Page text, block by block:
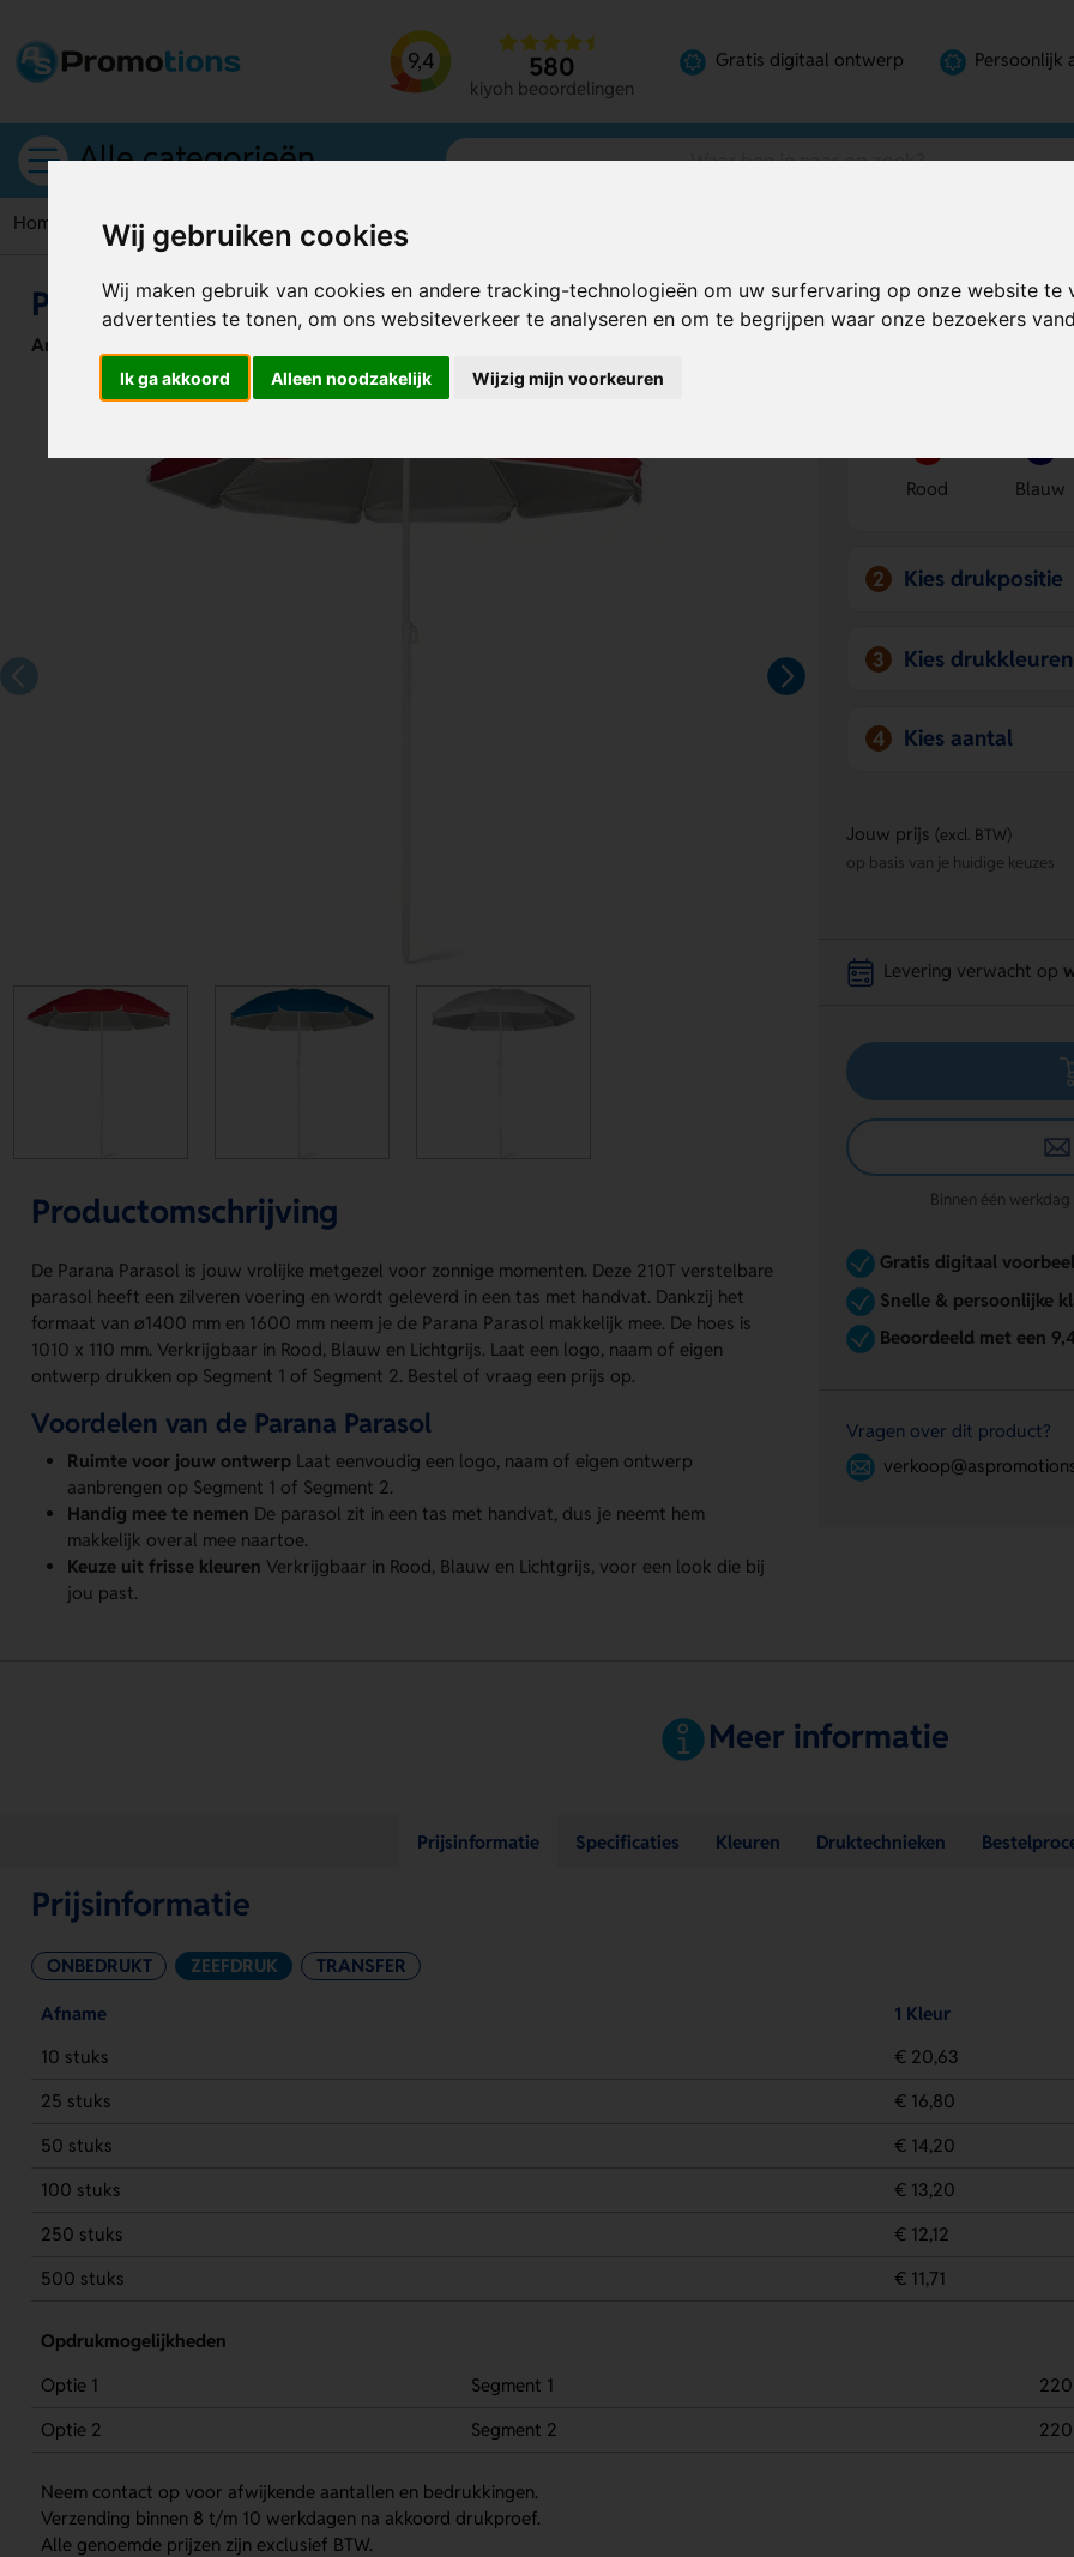
Wij gebruiken cookies
Wij maken gebruik van cookies en andere tracking-technologieën om uw surfervaring op onze website te
advertenties te tonen, om ons websiteverkeer te analyseren en om te begrijpen waar onze bezoekers
Ik ga akkoord Alleen noodzakelijk Wijzig mijn voorkeuren
9,4 580
kiyoh beoordelingen
Gratis digitaal ontwerp Persoonlijk
Alle categorieën
Home Parasols Parana Parasol
Parana Parasol
Artikelnummer:
Productomschrijving
De Parana Parasol is jouw vrolijke metgezel voor zonnige momenten. Deze 210T verstelbare
parasol heeft een zilveren voering en wordt geleverd in een tas met handvat. Dankzij het
formaat van ø1400 mm en 1600 mm neem je de Parana Parasol makkelijk mee. De hoes is
1010 x 110 mm. Verkrijgbaar in Rood, Blauw en Lichtgrijs. Laat een logo, naam of eigen
ontwerp drukken op Segment 1 of Segment 2. Bestel of vraag een prijs op.
Voordelen van de Parana Parasol
Ruimte voor jouw ontwerp Laat eenvoudig een logo, naam of eigen ontwerp
aanbrengen op Segment 1 of Segment 2.
Handig mee te nemen De parasol zit in een tas met handvat, dus je neemt hem
makkelijk overal mee naartoe.
Keuze uit frisse kleuren Verkrijgbaar in Rood, Blauw en Lichtgrijs, voor een look die bij
jou past.
Bereken mijn
Rood Blauw
2 Kies drukpositie
3 Kies drukkleuren
4 Kies aantal
Jouw prijs (excl. BTW)
op basis van je huidige keuzes
Levering verwacht op
Binnen één
Gratis digitaal
Snelle & persoonlijke
Beoordeeld met een
Vragen over dit product?
Meer informatie
Prijsinformatie Specificaties Kleuren Druktechnieken
Prijsinformatie
ONBEDRUKT ZEEFDRUK TRANSFER
Afname
1 Kleur
10 stuks
€ 20,63
25 stuks
€ 16,80
50 stuks
€ 14,20
100 stuks
€ 13,20
250 stuks
€ 12,12
500 stuks
€ 11,71
Opdrukmogelijkheden
Optie 1
Segment 1
Optie 2
Segment 2
Neem contact op voor afwijkende aantallen en bedrukkingen.
Verzending binnen 8 t/m 10 werkdagen na akkoord drukproef.
Alle genoemde prijzen zijn exclusief BTW.